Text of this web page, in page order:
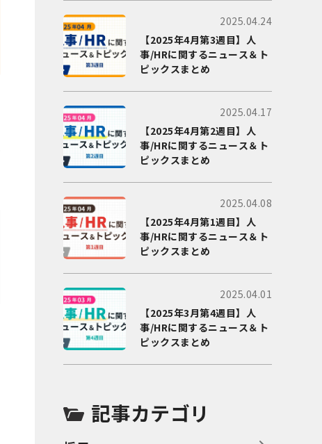
2025.04.24
【2025年4月第3週目】人
事/HRに関するニュース＆ト
ピックスまとめ
2025.04.17
【2025年4月第2週目】人
事/HRに関するニュース＆ト
ピックスまとめ
2025.04.08
【2025年4月第1週目】人
事/HRに関するニュース＆ト
ピックスまとめ
2025.04.01
【2025年3月第4週目】人
事/HRに関するニュース＆ト
ピックスまとめ
記事カテゴリ